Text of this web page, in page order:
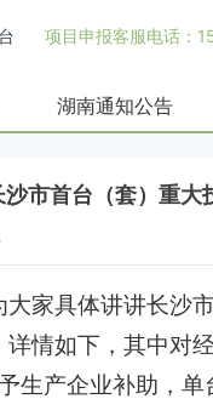
项目申报客服电话：
湖南通知公告
沙市首台（套）重大
大家具体讲讲长沙
详情如下，其中对
生产企业补助，